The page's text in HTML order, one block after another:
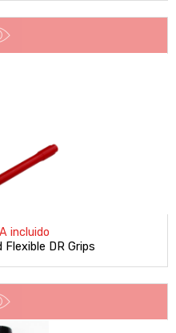
incluido
Flexible DR Grips